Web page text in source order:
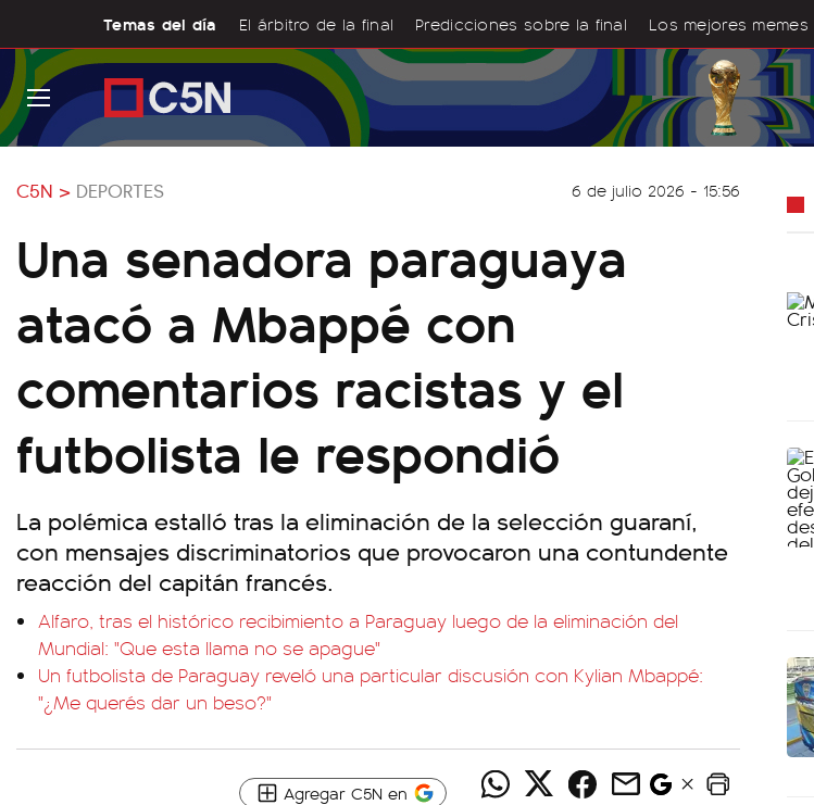
Temas del día El árbitro de la final Predicciones sobre la final Los mejores memes
C5N > DEPORTES 6 de julio 2026 - 15:56
Una senadora paraguaya
atacó a Mbappé con
comentarios racistas y el
futbolista le respondió
La polémica estalló tras la eliminación de la selección guaraní,
con mensajes discriminatorios que provocaron una contundente
reacción del capitán francés.
Alfaro, tras el histórico recibimiento a Paraguay luego de la eliminación del
Mundial: "Que esta llama no se apague"
Un futbolista de Paraguay reveló una particular discusión con Kylian Mbappé:
"¿Me querés dar un beso?"
Agregar C5N en